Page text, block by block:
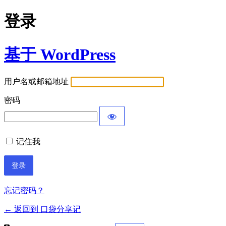
登录
基于 WordPress
用户名或邮箱地址
密码
记住我
忘记密码？
← 返回到 口袋分享记